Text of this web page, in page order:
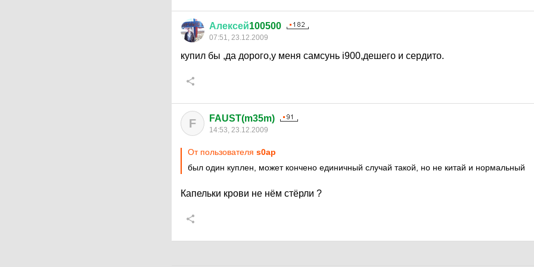
Алексей100500
07:51, 23.12.2009
купил бы ,да дорого,у меня самсунь i900,дешего и сердито.
F FAUST(m35m)
14:53, 23.12.2009
От пользователя s0ap
был один куплен, может кончено единичный случай такой, но не китай и нормальный
Капельки крови не нём стёрли ?